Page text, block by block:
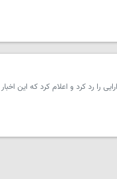
رد کرد و اعلام کرد که این